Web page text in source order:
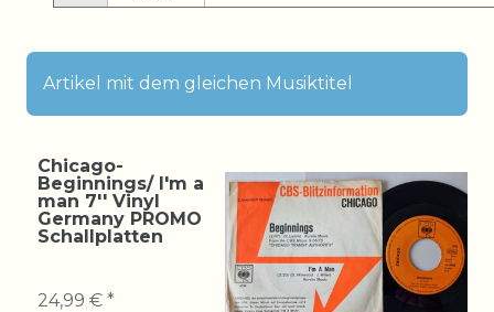
Artikel mit dem gleichen Musiktitel
Chicago-
Beginnings/ I'm a
man 7'' Vinyl
Germany PROMO
Schallplatten
24,99 € *